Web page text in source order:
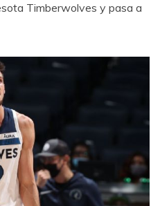
Timberwolves y pasa a